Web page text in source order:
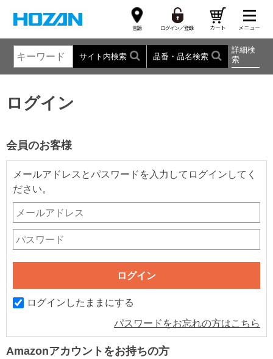
サイト内検索 品番・品名検索
詳細検
索
ログイン
会員のお客様
メールアドレスとパスワードを入力してログインしてく
ださい。
ログインしたままにする
パスワードをお忘れの方はこちら
Amazonアカウントをお持ちの方